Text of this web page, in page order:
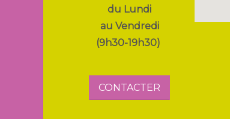
du Lundi
au Vendredi
(9h30-19h30)
CONTACTER